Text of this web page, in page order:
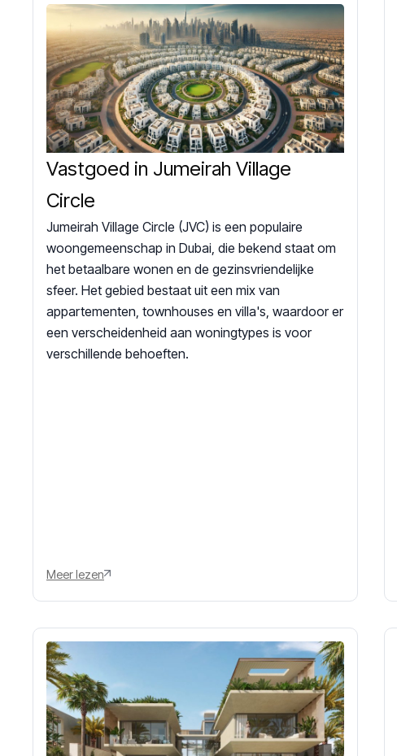
Vastgoed in Jumeirah Village
Circle
Jumeirah Village Circle (JVC) is een populaire
woongemeenschap in Dubai, die bekend staat om
het betaalbare wonen en de gezinsvriendelijke
sfeer. Het gebied bestaat uit een mix van
appartementen, townhouses en villa's, waardoor er
een verscheidenheid aan woningtypes is voor
verschillende behoeften.
Meer lezen